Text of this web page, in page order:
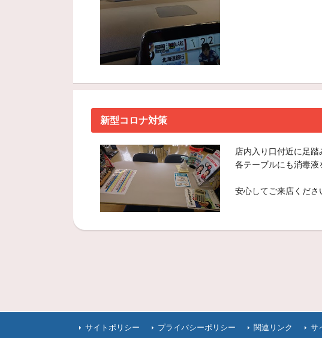
新型コロナ対策
店内入り口付近に足
各テーブルにも消毒液
安心してご来店くださ
サイトポリシー プライバシーポリシー 関連リンク サ